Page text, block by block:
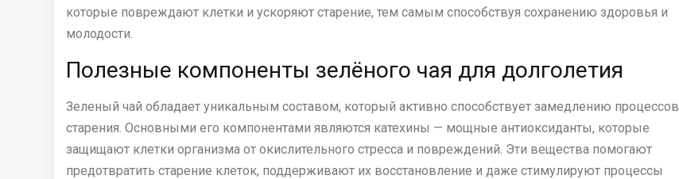
которые повреждают клетки и ускоряют старение, тем самым способствуя сохранению здоровья и
молодости.
Полезные компоненты зелёного чая для долголетия
Зеленый чай обладает уникальным составом, который активно способствует замедлению процессов
старения. Основными его компонентами являются катехины — мощные антиоксиданты, которые
защищают клетки организма от окислительного стресса и повреждений. Эти вещества помогают
предотвратить старение клеток, поддерживают их восстановление и даже стимулируют процессы